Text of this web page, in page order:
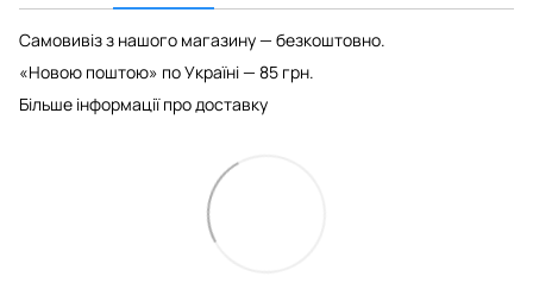
Самовивіз з нашого магазину — безкоштовно.
«Новою поштою» по Україні — 85 грн.
Більше інформації про доставку